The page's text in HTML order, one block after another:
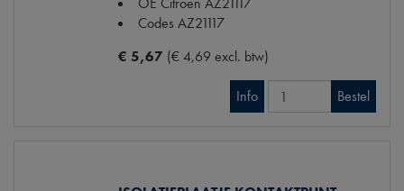
Codes AZ21117
€ 5,67 (€ 4,69 excl. btw)
Info Bestel